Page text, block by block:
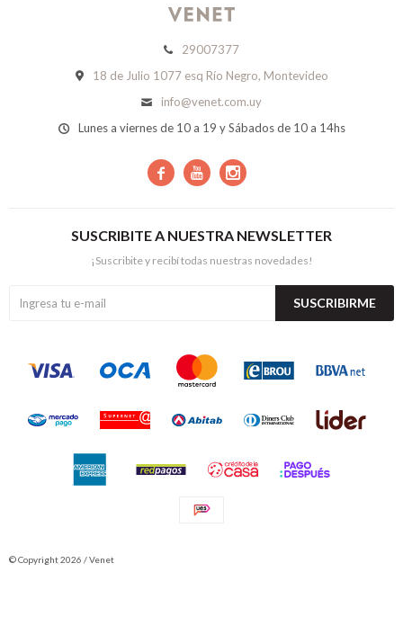
29007377
18 de Julio 1077 esq Río Negro, Montevideo
info@venet.com.uy
Lunes a viernes de 10 a 19 y Sábados de 10 a 14hs
  
SUSCRIBITE A NUESTRA NEWSLETTER
¡Suscribite y recibí todas nuestras novedades!
SUSCRIBIRME
© Copyright 2026 / Venet